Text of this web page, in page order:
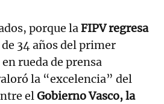
porque laFIPV regresa
de 34 años del primer
rueda de prensa
la “excelencia” del
elGobierno Vasco, la